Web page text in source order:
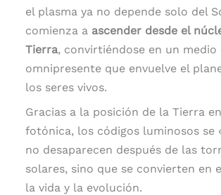
el plasma ya no depende solo del
comienza a ascender desde el
Tierra, convirtiéndose en un medio
omnipresente que envuelve el
los seres vivos.
Gracias a la posición de la Tierra
fotónica, los códigos luminosos se
no desaparecen después de las
solares, sino que se convierten en
la vida y la evolución.